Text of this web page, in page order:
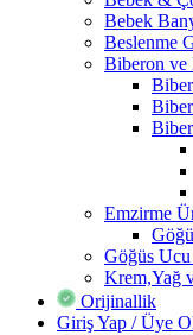
Bebek
Beslenme
Biberon ve
Emzirme
Göğüs
Krem,Yağ
Orijinallik
Giriş Yap / Üye